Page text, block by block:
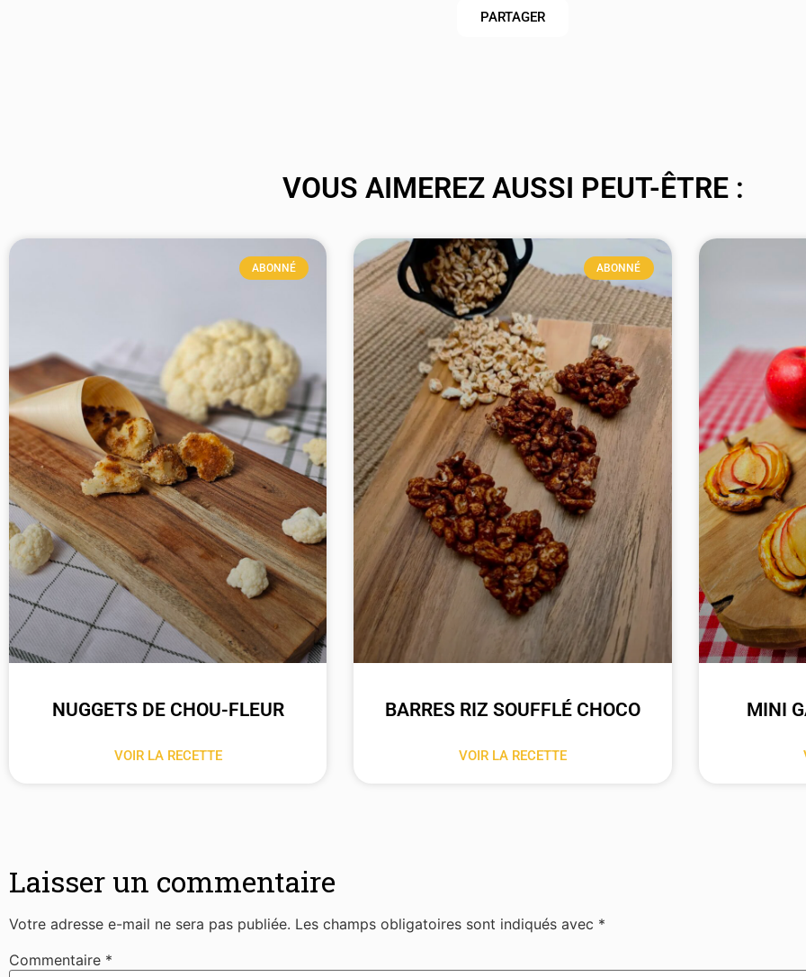
PARTAGER
VOUS AIMEREZ AUSSI PEUT-ÊTRE :
ABONNÉ
NUGGETS DE CHOU-FLEUR
VOIR LA RECETTE
ABONNÉ
BARRES RIZ SOUFFLÉ CHOCO
VOIR LA RECETTE
MINI
Laisser un commentaire
Votre adresse e-mail ne sera pas publiée. Les champs obligatoires sont indiqués avec *
Commentaire *